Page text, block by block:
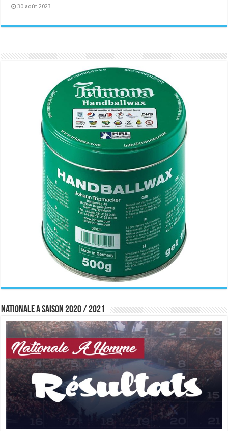
30 août 2023
Nationale A saison 2020 / 2021